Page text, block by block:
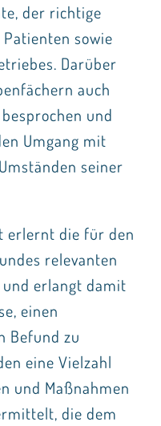
der richtige
sowie
Darüber
auch
und
Umgang mit
seiner
erlernt die für den
relevanten
erlangt damit
einen
Befund zu
eine Vielzahl
und Maßnahmen
die dem